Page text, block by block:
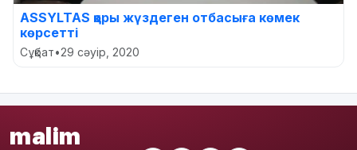
ASSYLTAS қоры жүздеген отбасыға көмек
көрсетті
Сұқбат•29 сәуір, 2020
malim